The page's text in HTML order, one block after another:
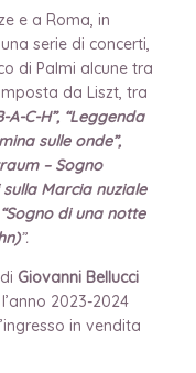
e a Roma, in
serie di concerti,
di Palmi alcune tra
da Liszt, tra
C-H”, “Leggenda
sulle onde”,
– Sogno
sulla Marcia nuziale
di una notte
”.
Giovanni Bellucci
2023-2024
in vendita